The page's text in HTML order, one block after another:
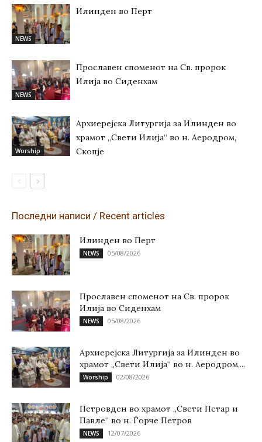
NEWS
Илинден во Перт
NEWS
Прославен споменот на Св. пророк
Илија во Сиденхам
Worship
Архиерејска Литургија за Илинден во
храмот „Свети Илија“ во н. Аеродром,
Скопје
Последни написи / Recent articles
Илинден во Перт
NEWS 05/08/2026
Прославен споменот на Св. пророк
Илија во Сиденхам
NEWS 05/08/2026
Архиерејска Литургија за Илинден во
храмот „Свети Илија“ во н. Аеродром,...
Worship 02/08/2026
Петровден во храмот „Свети Петар и
Павле“ во н. Ѓорче Петров
NEWS 12/07/2026